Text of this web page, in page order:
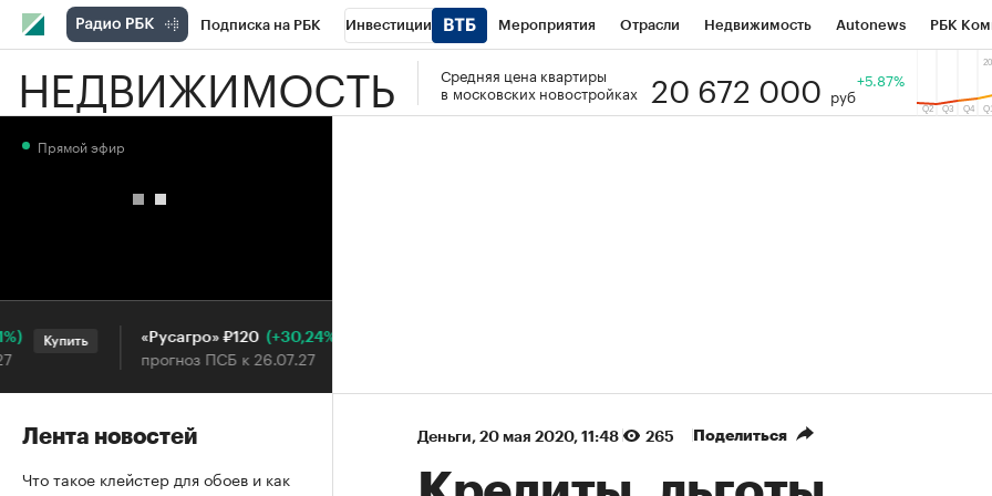
Подписка на РБК Инвестиции Мероприятия Отрасли Недвижимость Autonews РБК
РБК Вино Спорт Школа управления РБК РБК Образование Тренды
НЕДВИЖИМОСТЬ
Средняя цена квартиры
в московских новостройках
20 672 000 руб
+5.87%
Деньги⁠, 20 мая 2020, 11:48 265 Поделиться
Прямой эфир
Купить «Русагро» ₽120 (+30,24%)
прогноз ПСБ к 26.07.27
Купить
Лента новостей
Что такое клейстер для обоев и как